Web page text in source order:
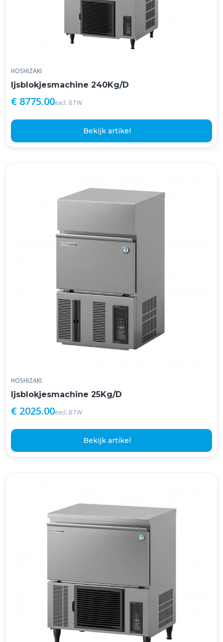
HOSHIZAKI
Ijsblokjesmachine 240Kg/D
€ 8775.00excl. BTW
Bekijk artikel
HOSHIZAKI
Ijsblokjesmachine 25Kg/D
€ 2025.00excl. BTW
Bekijk artikel